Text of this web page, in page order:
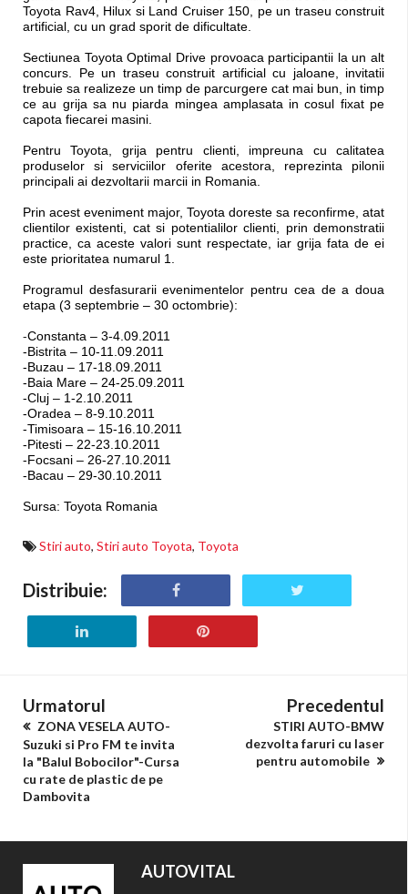
Toyota Rav4, Hilux si Land Cruiser 150, pe un traseu construit
artificial, cu un grad sporit de dificultate.
Sectiunea Toyota Optimal Drive provoaca participantii la un alt
concurs. Pe un traseu construit artificial cu jaloane, invitatii
trebuie sa realizeze un timp de parcurgere cat mai bun, in timp
ce au grija sa nu piarda mingea amplasata in cosul fixat pe
capota fiecarei masini.
Pentru Toyota, grija pentru clienti, impreuna cu calitatea
produselor si serviciilor oferite acestora, reprezinta pilonii
principali ai dezvoltarii marcii in Romania.
Prin acest eveniment major, Toyota doreste sa reconfirme, atat
clientilor existenti, cat si potentialilor clienti, prin demonstratii
practice, ca aceste valori sunt respectate, iar grija fata de ei
este prioritatea numarul 1.
Programul desfasurarii evenimentelor pentru cea de a doua
etapa (3 septembrie – 30 octombrie):
-Constanta – 3-4.09.2011
-Bistrita – 10-11.09.2011
-Buzau – 17-18.09.2011
-Baia Mare – 24-25.09.2011
-Cluj – 1-2.10.2011
-Oradea – 8-9.10.2011
-Timisoara – 15-16.10.2011
-Pitesti – 22-23.10.2011
-Focsani – 26-27.10.2011
-Bacau – 29-30.10.2011
Sursa: Toyota Romania
Stiri auto, Stiri auto Toyota, Toyota
Distribuie:
Urmatorul
ZONA VESELA AUTO-
Suzuki si Pro FM te invita
la "Balul Bobocilor"-Cursa
cu rate de plastic de pe
Dambovita
Precedentul
STIRI AUTO-BMW
dezvolta faruri cu laser
pentru automobile
AUTOVITAL